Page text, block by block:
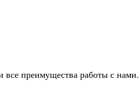
преимущества работы с нами.